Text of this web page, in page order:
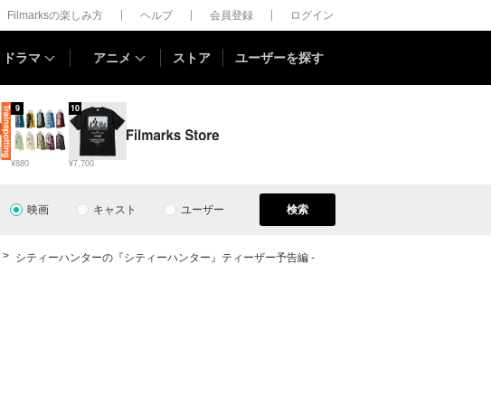
Filmarksの楽しみ方 ヘルプ 会員登録 ログイン
ドラマ アニメ ストア ユーザーを探す
¥880
9
¥7,700
10
映画 キャスト ユーザー 検索
シティーハンターの『シティーハンター』ティーザー予告編 -